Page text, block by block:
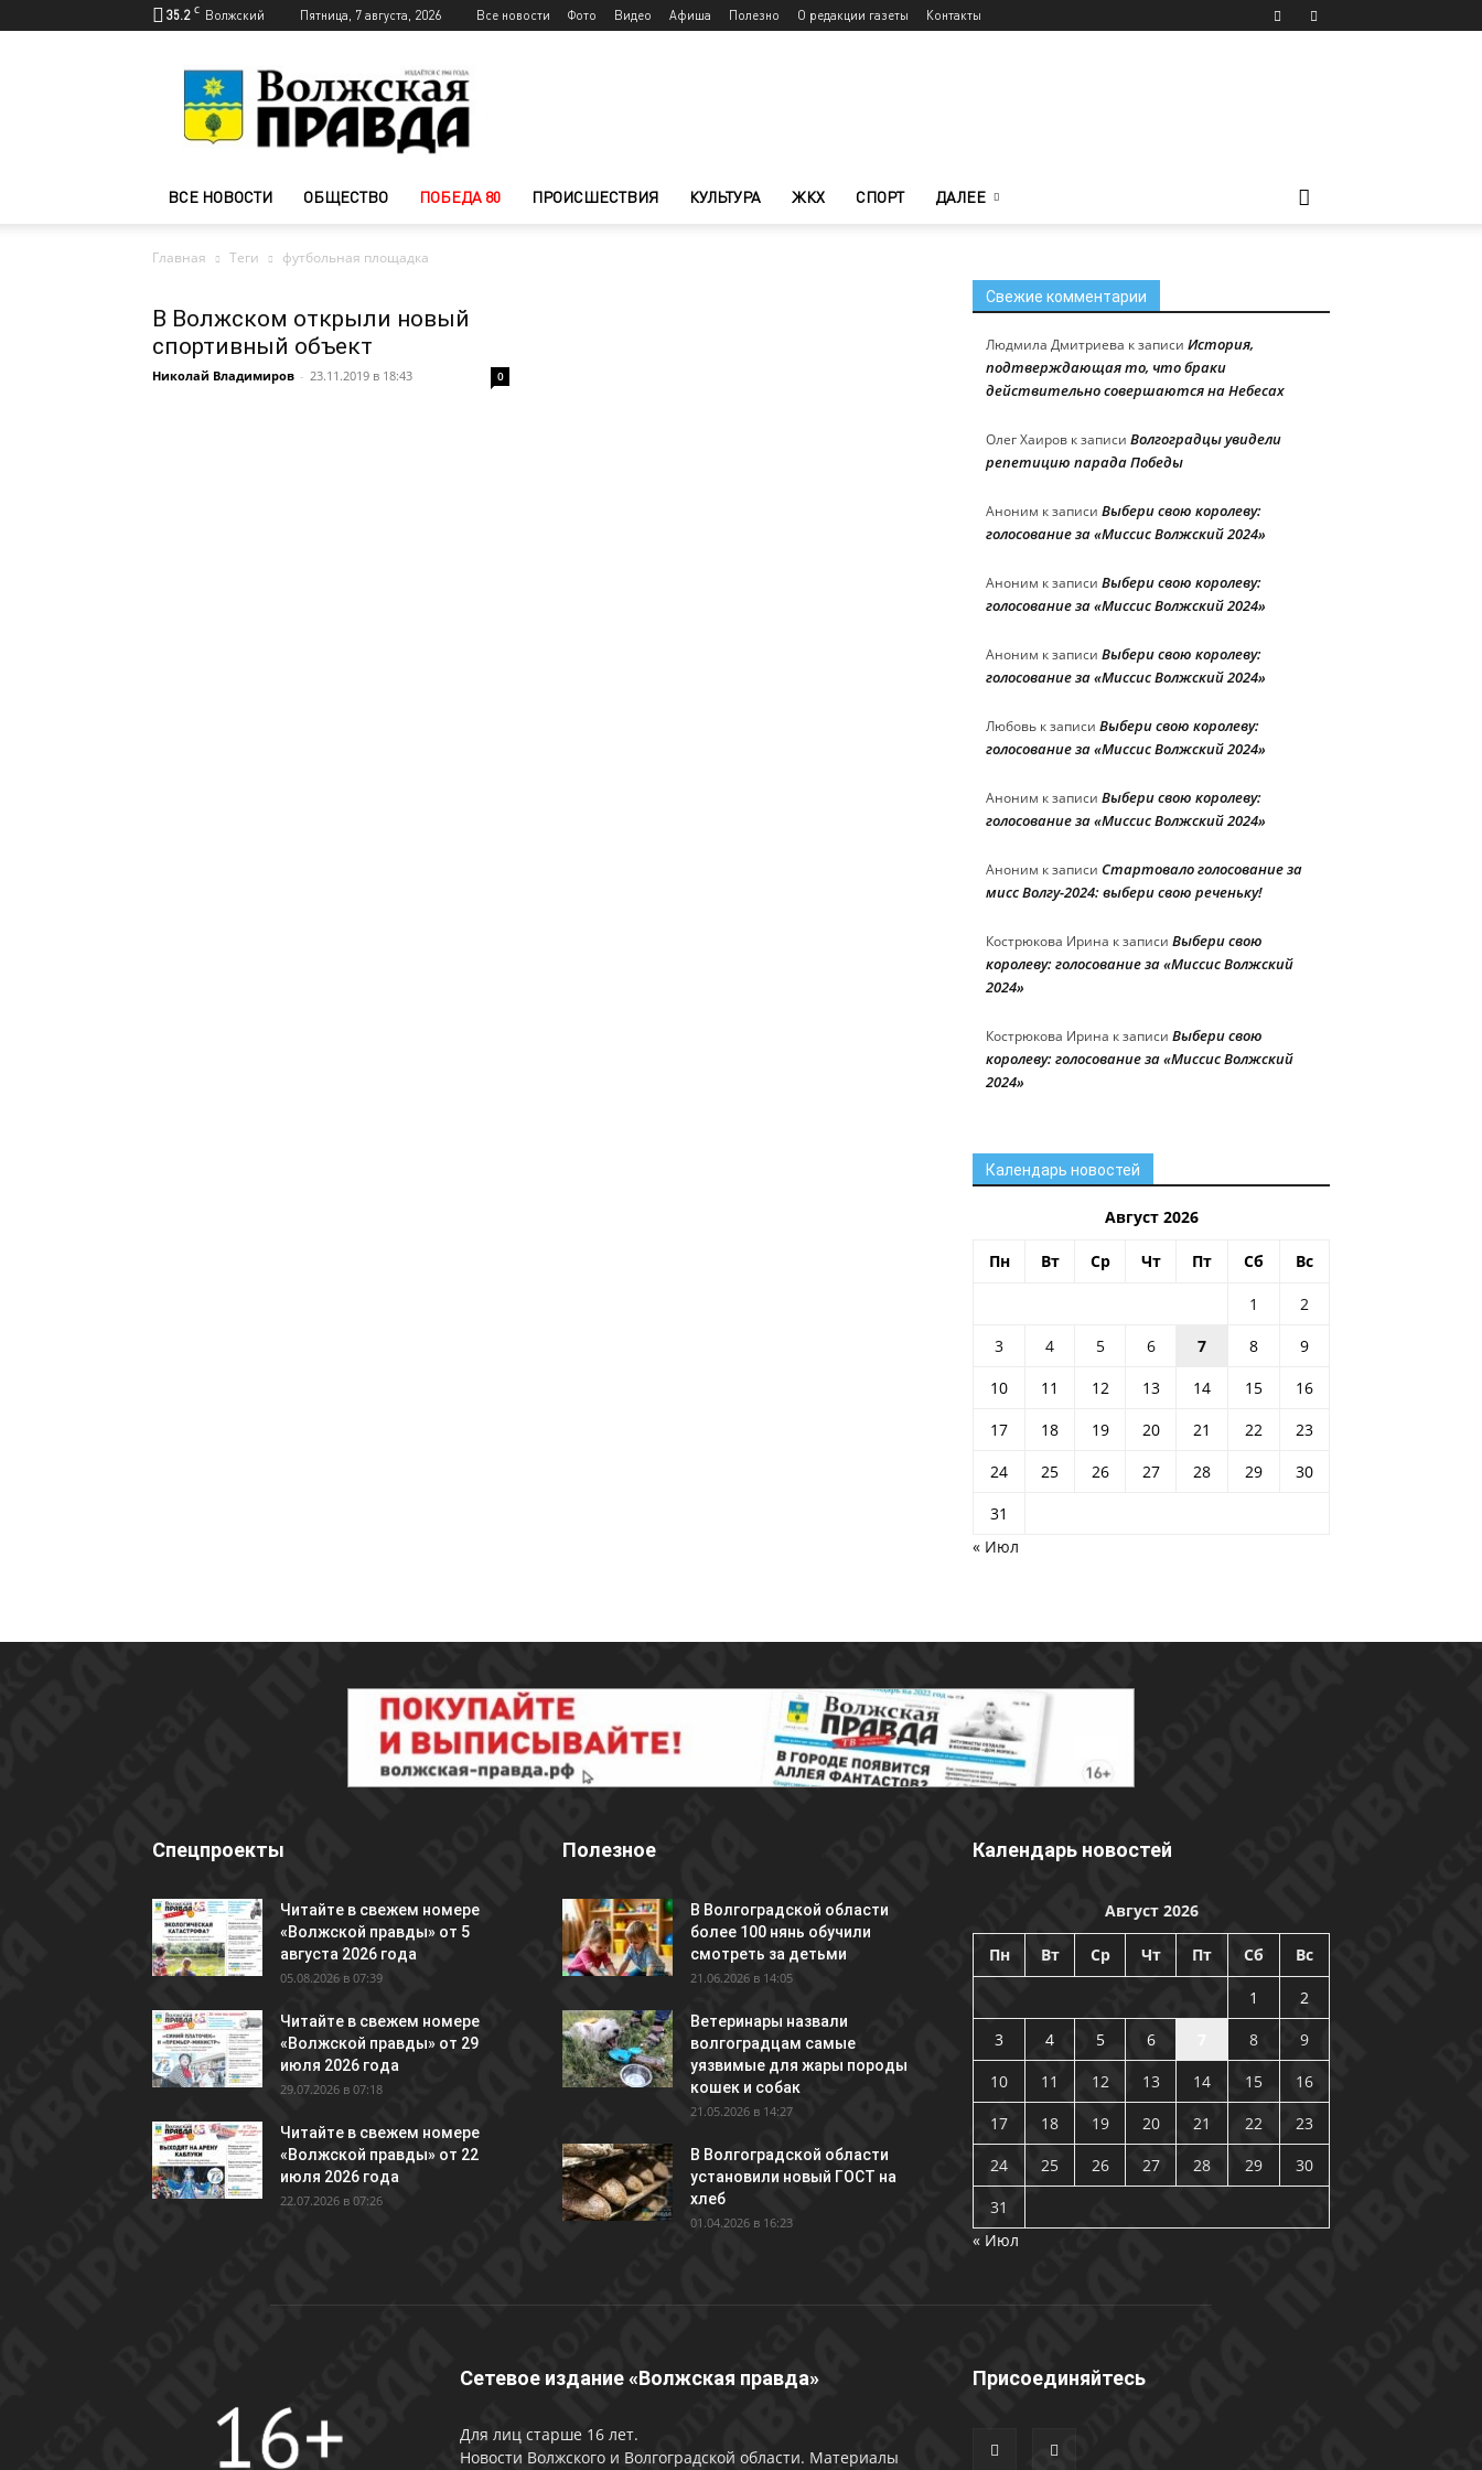
35.2 C Волжский Пятница, 7 августа, 2026 Все новости Фото Видео Афиша Полезно О редакции газеты Контакты
Волжского
—
Волжская
ВСЕ НОВОСТИ ОБЩЕСТВО ПОБЕДА 80 ПРОИСШЕСТВИЯ КУЛЬТУРА ЖКХ СПОРТ ДАЛЕЕ
Главная Теги футбольная площадка
В Волжском открыли новый
спортивный объект
Николай Владимиров - 23.11.2019 в 18:43 0
Свежие комментарии
Людмила Дмитриева к записи История,
подтверждающая то, что браки
действительно совершаются на Небесах
Олег Хаиров к записи Волгоградцы увидели
репетицию парада Победы
Аноним к записи Выбери свою королеву:
голосование за «Миссис Волжский 2024»
Аноним к записи Выбери свою королеву:
голосование за «Миссис Волжский 2024»
Аноним к записи Выбери свою королеву:
голосование за «Миссис Волжский 2024»
Любовь к записи Выбери свою королеву:
голосование за «Миссис Волжский 2024»
Аноним к записи Выбери свою королеву:
голосование за «Миссис Волжский 2024»
Аноним к записи Стартовало голосование за
мисс Волгу-2024: выбери свою реченьку!
Кострюкова Ирина к записи Выбери свою
королеву: голосование за «Миссис Волжский
2024»
Кострюкова Ирина к записи Выбери свою
королеву: голосование за «Миссис Волжский
2024»
Календарь новостей
Август 2026
Пн Вт Ср Чт Пт Сб Вс
1
2
3
4 5 6 7 8
9
10
11 12 13 14 15
16
17
18 19 20 21 22
23
24
25 26 27 28 29
30
31
« Июл
Спецпроекты
Читайте в свежем номере
«Волжской правды» от 5
августа 2026 года
05.08.2026 в 07:39
Читайте в свежем номере
«Волжской правды» от 29
июля 2026 года
29.07.2026 в 07:18
Читайте в свежем номере
«Волжской правды» от 22
июля 2026 года
22.07.2026 в 07:26
Полезное
В Волгоградской области
более 100 нянь обучили
смотреть за детьми
21.06.2026 в 14:05
Ветеринары назвали
волгоградцам самые
уязвимые для жары породы
кошек и собак
21.05.2026 в 14:27
В Волгоградской области
установили новый ГОСТ на
хлеб
01.04.2026 в 16:23
Календарь новостей
Август 2026
Пн Вт Ср Чт Пт Сб Вс
1
2
3
4 5 6 8
9
10
11 12 13 14 15
16
17
18 19 20 21 22
23
24
25 26 27 28 29
30
31
« Июл
Сетевое издание «Волжская правда»
Для лиц старше 16 лет.
Новости Волжского и Волгоградской области. Материалы
Присоединяйтесь